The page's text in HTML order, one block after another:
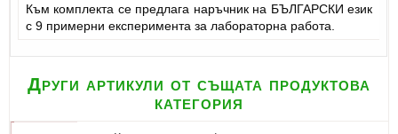
Към комплекта се предлага наръчник на БЪЛГАРСКИ език
с 9 примерни експериментa за лабораторна работа.
Други артикули от същата продуктова
категория